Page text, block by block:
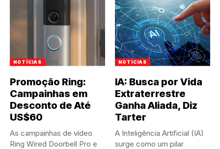
NOTÍCIAS
Promoção Ring:
Campainhas em
Desconto de Até
US$60
As campainhas de vídeo
Ring Wired Doorbell Pro e
NOTÍCIAS
IA: Busca por Vida
Extraterrestre
Ganha Aliada, Diz
Tarter
A Inteligência Artificial (IA)
surge como um pilar